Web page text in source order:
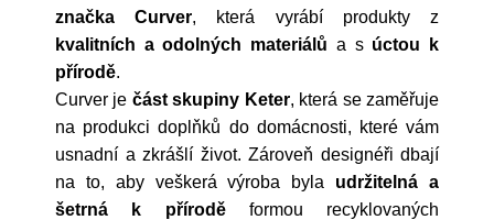
značka Curver, která vyrábí produkty z
kvalitních a odolných materiálů a s úctou k
přírodě.
Curver je část skupiny Keter, která se zaměřuje
na produkci doplňků do domácnosti, které vám
usnadní a zkrášlí život. Zároveň designéři dbají
na to, aby veškerá výroba byla udržitelná a
šetrná k příroděformou recyklovaných